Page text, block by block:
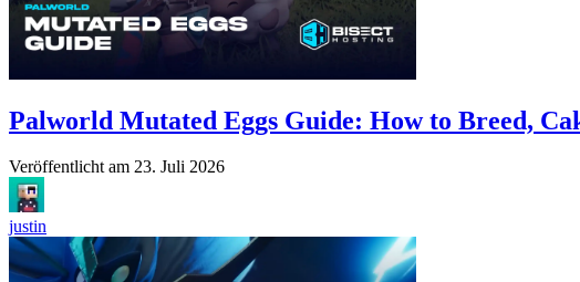
Palworld Mutated Eggs Guide: How to Breed,
Veröffentlicht am 23. Juli 2026
justin